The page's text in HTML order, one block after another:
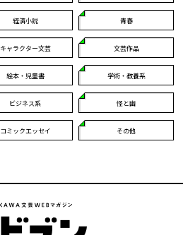
経済小説 青春
キャラクター文芸 文芸作品
絵本・児童書 学術・教養系
ビジネス系 怪と幽
コミックエッセイ その他